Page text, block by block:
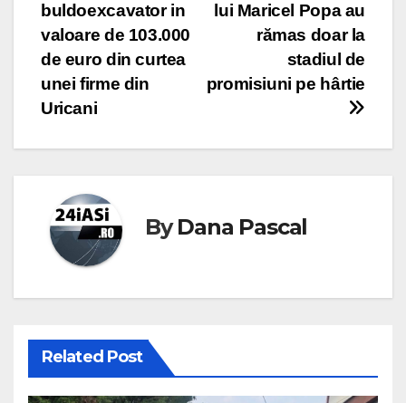
lui Maricel Popa au
rămas doar la
stadiul de
promisiuni pe hârtie
buldoexcavator in
valoare de 103.000
de euro din curtea
unei firme din
Uricani
ByDana Pascal
Related Post